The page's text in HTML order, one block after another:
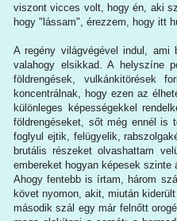
viszont vicces volt, hogy én, aki
hogy "lássam", érezzem, hogy itt
A regény világvégével indul,
valahogy elsikkad. A helyszíne
földrengések, vulkánkitörések
koncentrálnak, hogy ezen az
különleges képességekkel
földrengéseket, sőt még ennél is
foglyul ejtik, felügyelik,
brutális részeket olvashattam
embereket hogyan képesek szinte
Ahogy fentebb is írtam, három
követ nyomon, akit, miután
második szál egy már felnőtt